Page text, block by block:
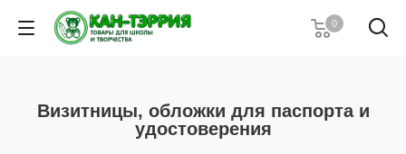
0
Визитницы, обложки для паспорта и
удостоверения